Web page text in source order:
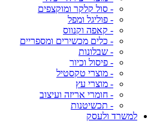
- סול קלקר ומוקצפים
- פוליגל ומפל
- קאפה וקנווס
- כלים מכשירים ומספריים
- שבלונות
- פיסול וכיור
- מוצרי טקסטיל
- מוצרי עץ
- חומרי אריזה ועיצוב
- תכשיטנות
למשרד ולעסק